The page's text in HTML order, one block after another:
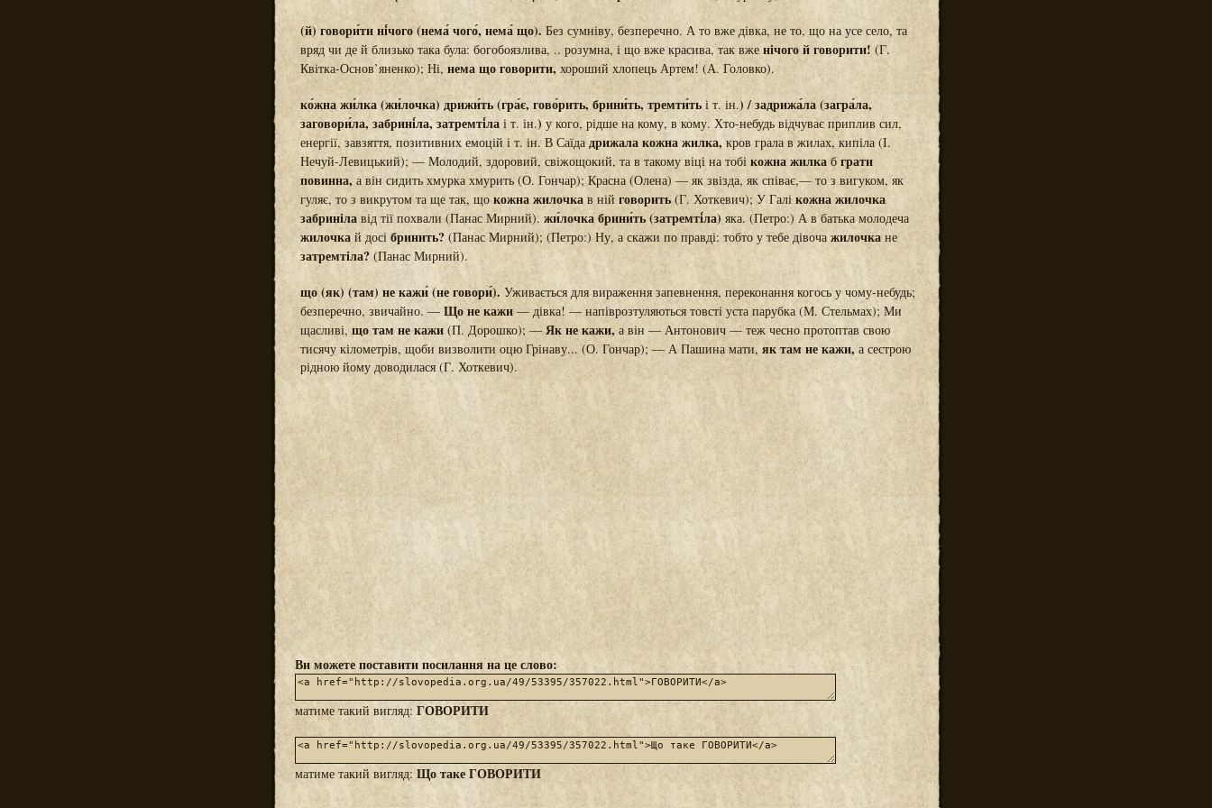
(й) говори́ти ні́чого (нема́ чого́, нема́ що). Без сумніву, безперечно. А то вже дівка, не то, що на усе село, та
вряд чи де й близько така була: богобоязлива, .. розумна, і що вже красива, так вже нічого й говорити! (Г.
Квітка-Основ’яненко); Ні,нема що говорити, хороший хлопець Артем! (А. Головко).
ко́жна жи́лка (жи́лочка) дрижи́ть (гра́є, гово́рить, брини́ть, тремти́ть і т. ін.) / задрижа́ла (загра́ла,
заговори́ла, забрині́ла, затремті́ла і т. ін.) у кого, рідше на кому, в кому. Хто-небудь відчуває приплив сил,
енергії, завзяття, позитивних емоцій і т. ін. В Саїда дрижала кожна жилка, кров грала в жилах, кипіла (І.
Нечуй-Левицький); — Молодий, здоровий, свіжощокий, та в такому віці на тобі кожна жилкаб грати
повинна, а він сидить хмурка хмурить (О. Гончар); Красна (Олена) — як звізда, як співає,— то з вигуком, як
гуляє, то з викрутом та ще так, що кожна жилочка в ній говорить(Г. Хоткевич); У Галі кожна жилочка
забриніла від тії похвали (Панас Мирний). жи́лочка брини́ть (затремті́ла) яка. (Петро:) А в батька молодеча
жилочка й досі бринить? (Панас Мирний); (Петро:) Ну, а скажи по правді: тобто у тебе дівоча жилочка не
затремтіла? (Панас Мирний).
що (як) (там) не кажи́ (не говори́). Уживається для вираження запевнення, переконання когось у чому-небудь;
безперечно, звичайно. — Що не кажи — дівка! — напіврозтуляються товсті уста парубка (М. Стельмах); Ми
щасливі, що там не кажи(П. Дорошко); —Як не кажи, а він — Антонович — теж чесно протоптав свою
тисячу кілометрів, щоби визволити оцю Грінаву... (О. Гончар); — А Пашина мати, як там не кажи, а сестрою
рідною йому доводилася (Г. Хоткевич).
Ви можете поставити посилання на це слово:
матиме такий вигляд: ГОВОРИТИ
матиме такий вигляд: Що таке ГОВОРИТИ